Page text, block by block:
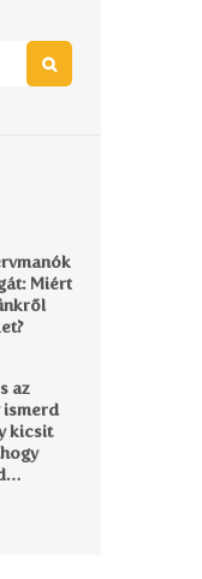
Miért
az
ismerd
kicsit